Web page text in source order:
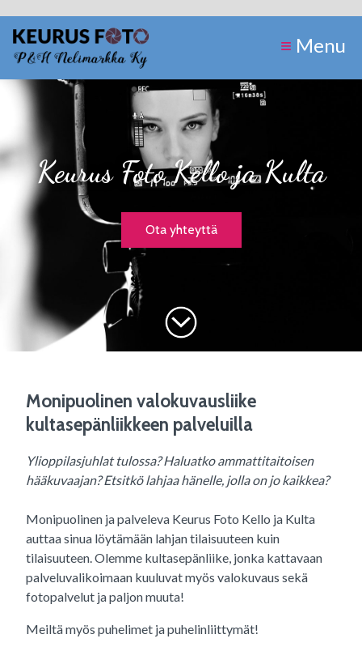
Menu
Keurus Foto Kello ja Kulta
Ota yhteyttä
Monipuolinen valokuvausliike
kultasepänliikkeen palveluilla
Ylioppilasjuhlat tulossa? Haluatko ammattitaitoisen
hääkuvaajan? Etsitkö lahjaa hänelle, jolla on jo kaikkea?
Monipuolinen ja palveleva Keurus Foto Kello ja Kulta
auttaa sinua löytämään lahjan tilaisuuteen kuin
tilaisuuteen. Olemme kultasepänliike, jonka kattavaan
palveluvalikoimaan kuuluvat myös valokuvaus sekä
fotopalvelut ja paljon muuta!
Meiltä myös puhelimet ja puhelinliittymät!